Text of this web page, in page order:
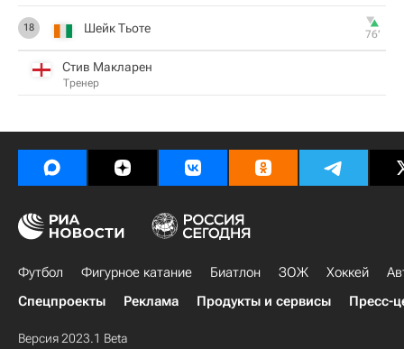
18 Шейк Тьоте 76‎’‎
Стив Макларен
Тренер
Футбол Фигурное катание Биатлон ЗОЖ Хоккей
Спецпроекты
Реклама Продукты и сервисы Пресс-
Версия 2023.1 Beta